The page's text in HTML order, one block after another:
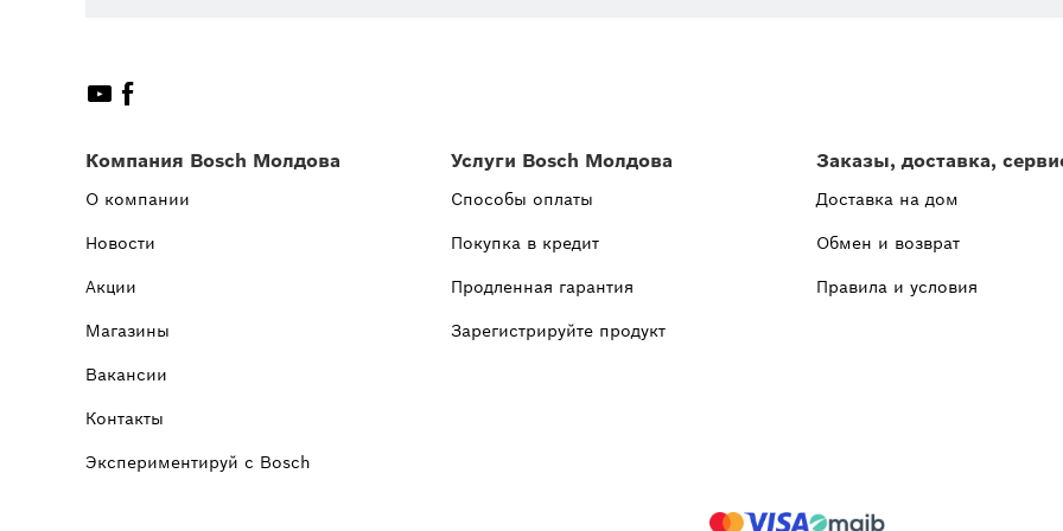
Компания Bosch Молдова
О компании
Новости
Акции
Магазины
Вакансии
Контакты
Экспериментируй с Bosch
Услуги Bosch Молдова
Способы оплаты
Покупка в кредит
Продленная гарантия
Зарегистрируйте продукт
Заказы, доставка,
Доставка на дом
Обмен и возврат
Правила и условия